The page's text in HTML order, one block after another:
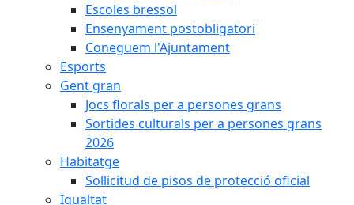
Escoles bressol
Ensenyament postobligatori
Coneguem l'Ajuntament
Esports
Gent gran
Jocs florals per a persones grans
Sortides culturals per a persones grans
2026
Habitatge
Sol·licitud de pisos de protecció oficial
Igualtat